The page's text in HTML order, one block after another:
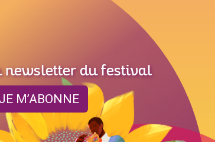
newsletter du festival
JE M’ABONNE